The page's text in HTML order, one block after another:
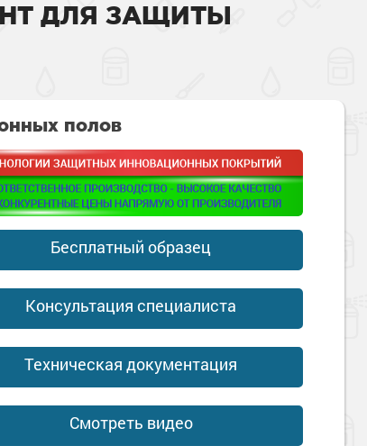
ДЛЯ ЗАЩИТЫ
полов
Бесплатный образец
Консультация специалиста
Техническая документация
Смотреть видео